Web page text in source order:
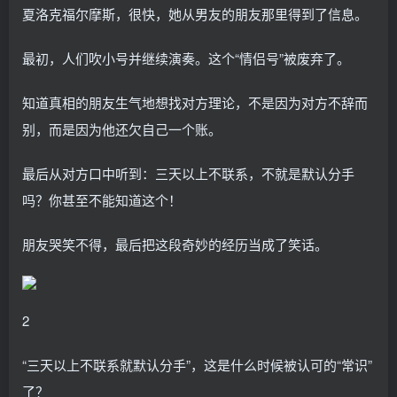
夏洛克福尔摩斯，很快，她从男友的朋友那里得到了信息。
最初，人们吹小号并继续演奏。这个“情侣号”被废弃了。
知道真相的朋友生气地想找对方理论，不是因为对方不辞而
别，而是因为他还欠自己一个账。
最后从对方口中听到：三天以上不联系，不就是默认分手
吗？你甚至不能知道这个！
朋友哭笑不得，最后把这段奇妙的经历当成了笑话。
2
“三天以上不联系就默认分手”，这是什么时候被认可的“常识”
了？